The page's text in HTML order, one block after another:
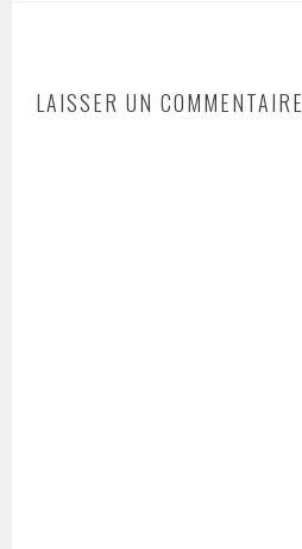
LAISSER UN COMMENTAIRE